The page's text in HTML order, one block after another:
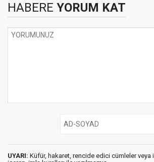
HABERE YORUM KAT
UYARI: Küfür, hakaret, rencide edici cümleler veya